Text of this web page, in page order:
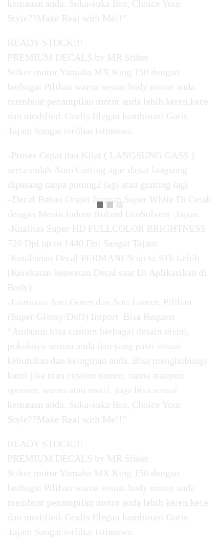
kemauan anda. Suka-suka Bro, Choice Your
Style??Make Real with Me!!”
READY STOCK!!!
PREMIUM DECALS by MR Stiker
Stiker motor Yamaha MX King 150 dengan
berbagai Pilihan warna sesuai body motor anda
membuat penampilan motor anda lebih keren,kece
dan modified. Grafis Elegan kombinasi Garis
Tajam Sangat terlihat istimewa.
-Proses Cepat dan Kilat ( LANGSUNG GASS )
serta sudah Auto Cutting agar dapat langsung
dipasang tanpa potong2 lagi atau gunting lagi
–Decal Bahan Orajet Jerman Super White Di Cetak
dengan Mesin Indoor Roland EcoSolvent Japan
-Kualitas Super HD FULLCOLOR BRIGHTNESS
720 Dpi up to 1440 Dpi Sangat Tajam
-Ketahanan Decal PERMANEN up to 5Th Lebih
(Kerekatan keawetan Decal saat Di Aplikasikan di
Body)
-Laminasi Anti Gores dan Anti Luntur, Pilihan
(Super Glossy/Doff) Import Bisa Request
“Andapun bisa custom berbagai desain disini,
pokoknya semau anda dan yang pasti sesuai
kebutuhan dan keinginan anda. Bisa menghubungi
kami jika mau custom nomor, nama ataupun
sponsor, warna atau motif juga bisa sesuai
kemauan anda. Suka-suka Bro, Choice Your
Style??Make Real with Me!!”
READY STOCK!!!
PREMIUM DECALS by MR Stiker
Stiker motor Yamaha MX King 150 dengan
berbagai Pilihan warna sesuai body motor anda
membuat penampilan motor anda lebih keren,kece
dan modified. Grafis Elegan kombinasi Garis
Tajam Sangat terlihat istimewa.